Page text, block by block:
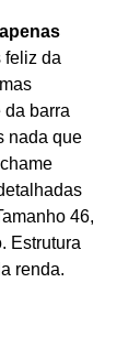
feliz da
da barra
nada que
46,
Estrutura
renda.